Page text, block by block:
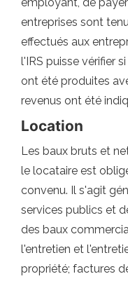
entreprises sont
effectués aux
l'IRS puisse vérifier
ont été produites
revenus ont été
Location
Les baux bruts et
le locataire est
convenu. Il s'agit
services publics et
des baux
l'entretien et
propriété; factures